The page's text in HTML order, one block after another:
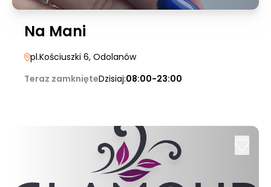
Na Mani
pl.Kościuszki 6, Odolanów
Teraz zamknięteDzisiaj:08:00-23:00